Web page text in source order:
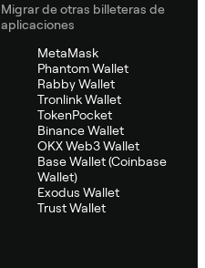
Migrar de otras billeteras de
aplicaciones
MetaMask
Phantom Wallet
Rabby Wallet
Tronlink Wallet
TokenPocket
Binance Wallet
OKX Web3 Wallet
Base Wallet (Coinbase
Wallet)
Exodus Wallet
Trust Wallet